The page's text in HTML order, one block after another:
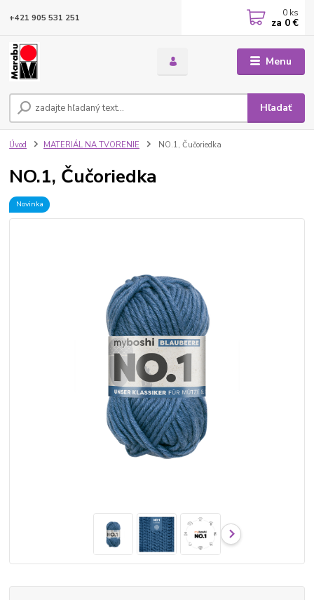
Menu
Hľadať
+421 905 531 251 0 ks
za 0 €
Úvod MATERIÁL NA TVORENIE NO.1, Čučoriedka
NO.1, Čučoriedka
Novinka